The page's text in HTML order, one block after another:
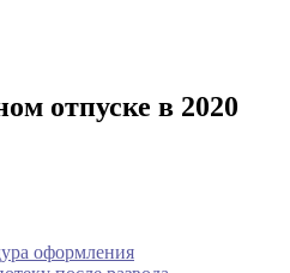
отпуске в 2020
оформления